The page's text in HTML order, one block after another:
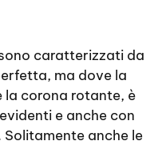
caratterizzati da
ma dove la
la corona rotante, è
e anche con
anche le